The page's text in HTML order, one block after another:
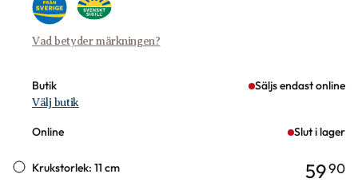
Vad betyder märkningen?
Butik Säljs endast online
Välj butik
Online Slut i lager
Krukstorlek: 11 cm 5990